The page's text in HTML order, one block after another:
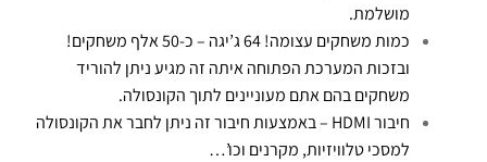
מושלמת.
כמות משחקים עצומה! 64 ג’יגה – כ-50 אלף משחקים!
ובזכות המערכת הפתוחה איתה זה מגיע ניתן להוריד
משחקים בהם אתם מעוניינים לתוך הקונסולה.
חיבור HDMI – באמצעות חיבור זה ניתן לחבר את הקונסולה
למסכי טלוויזיות, מקרנים וכו’…